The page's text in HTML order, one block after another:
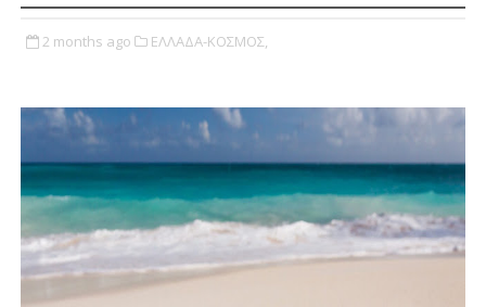
2 months ago ΕΛΛΑΔΑ-ΚΟΣΜΟΣ,